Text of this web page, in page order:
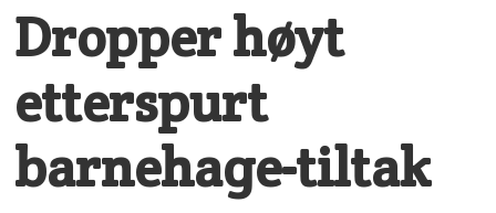
Dropper høyt
etterspurt
barnehage-tiltak